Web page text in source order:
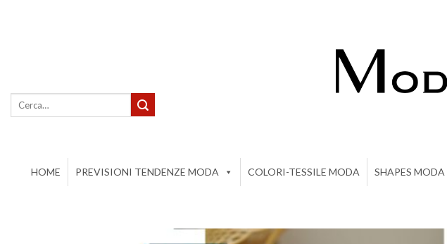
Cerca:
HOME PREVISIONI TENDENZE MODA COLORI-TESSILE MODA SHAPES MODA